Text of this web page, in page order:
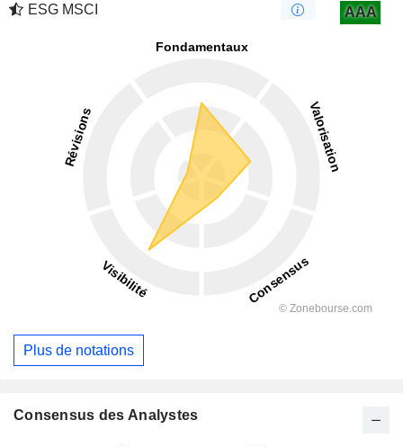
ESG MSCI
AAA
Plus de notations
Consensus des Analystes